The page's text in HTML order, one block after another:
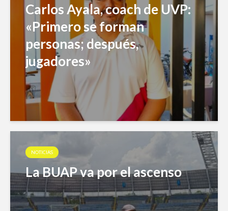
Carlos Ayala, coach de UVP:
«Primero se forman
personas; después,
jugadores»
NOTICIAS
La BUAP va por el ascenso